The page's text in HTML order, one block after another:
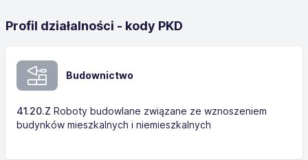
Profil działalności - kody PKD
Budownictwo
41.20.Z Roboty budowlane związane ze wznoszeniem
budynków mieszkalnych i niemieszkalnych